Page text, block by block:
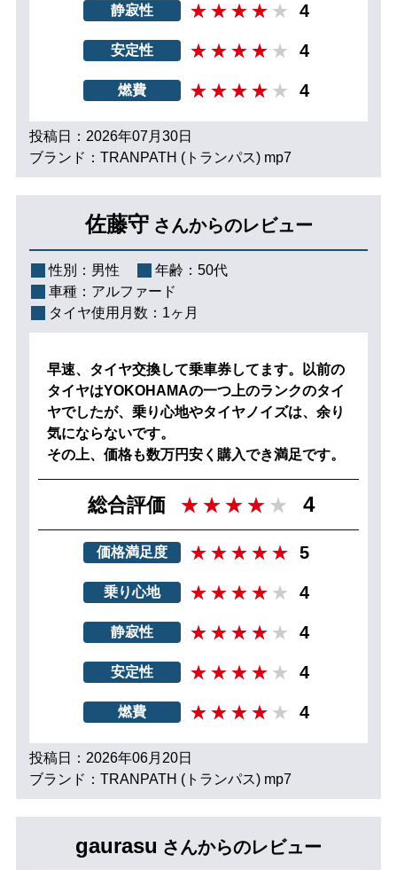
静寂性 4
安定性 4
燃費 4
投稿日：2026年07月30日
ブランド：TRANPATH (トランパス) mp7
佐藤守 さんからのレビュー
性別： 男性 年齢： 50代
車種： アルファード
タイヤ使用月数： 1ヶ月
早速、タイヤ交換して乗車券してます。以前の
タイヤはYOKOHAMAの一つ上のランクのタイ
ヤでしたが、乗り心地やタイヤノイズは、余り
気にならないです。
その上、価格も数万円安く購入でき満足です。
総合評価 4
価格満足度 5
乗り心地 4
静寂性 4
安定性 4
燃費 4
投稿日：2026年06月20日
ブランド：TRANPATH (トランパス) mp7
gaurasu さんからのレビュー